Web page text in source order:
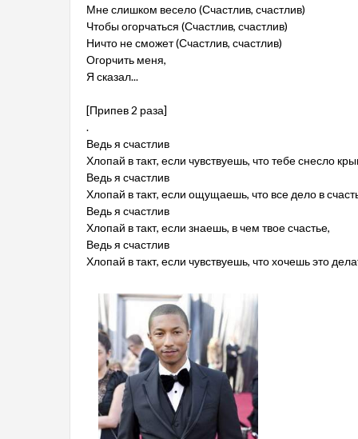
Мне слишком весело (Счастлив, счастлив)
Чтобы огорчаться (Счастлив, счастлив)
Ничто не сможет (Счастлив, счастлив)
Огорчить меня,
Я сказал...
[Припев 2 раза]
.
Ведь я счастлив
Хлопай в такт, если чувствуешь, что тебе снесло
Ведь я счастлив
Хлопай в такт, если ощущаешь, что все дело в
Ведь я счастлив
Хлопай в такт, если знаешь, в чем твое счастье,
Ведь я счастлив
Хлопай в такт, если чувствуешь, что хочешь это